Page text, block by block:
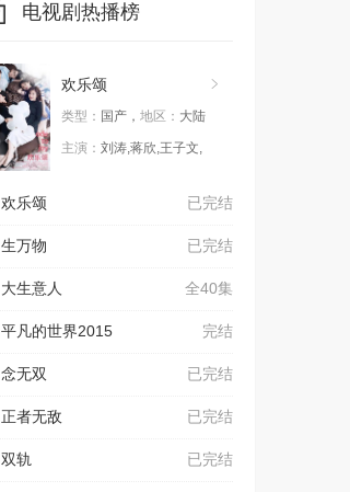
电视剧热播榜
欢乐颂
类型： 国产， 地区： 大陆
主演： 刘涛,蒋欣,王子文,
已完结
欢乐颂
已完结
生万物
全40集
大生意人
完结
平凡的世界2015
已完结
念无双
已完结
正者无敌
已完结
双轨